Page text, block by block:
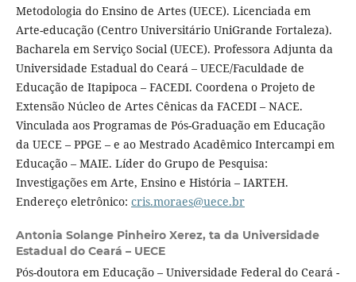
Metodologia do Ensino de Artes (UECE). Licenciada em
Arte-educação (Centro Universitário UniGrande Fortaleza).
Bacharela em Serviço Social (UECE). Professora Adjunta da
Universidade Estadual do Ceará – UECE/Faculdade de
Educação de Itapipoca – FACEDI. Coordena o Projeto de
Extensão Núcleo de Artes Cênicas da FACEDI – NACE.
Vinculada aos Programas de Pós-Graduação em Educação
da UECE – PPGE – e ao Mestrado Acadêmico Intercampi em
Educação – MAIE. Líder do Grupo de Pesquisa:
Investigações em Arte, Ensino e História – IARTEH.
Endereço eletrônico: cris.moraes@uece.br
Antonia Solange Pinheiro Xerez, ta da Universidade
Estadual do Ceará – UECE
Pós-doutora em Educação – Universidade Federal do Ceará -